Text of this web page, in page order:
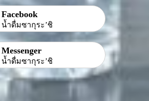
Facebook
น้ำดื่มซากุระ’ชิ
Messenger
น้ำดื่มซากุระ’ชิ